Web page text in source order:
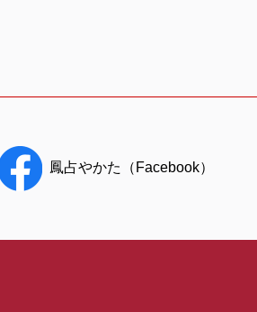
鳳占やかた（Facebook）